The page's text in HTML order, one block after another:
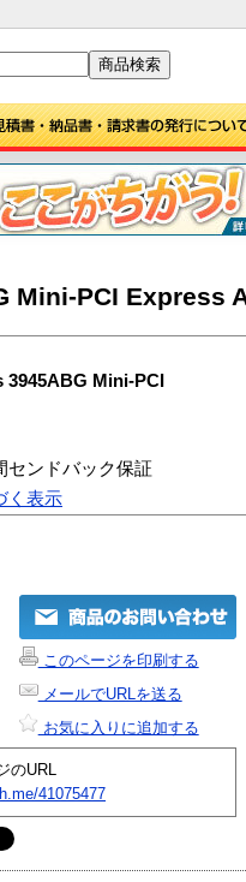
Mini-PCI Express
3945ABG Mini-PCI
センドバック保証
く表示
このページを印刷する
メールでURLを送る
お気に入りに追加する
のURL
41075477